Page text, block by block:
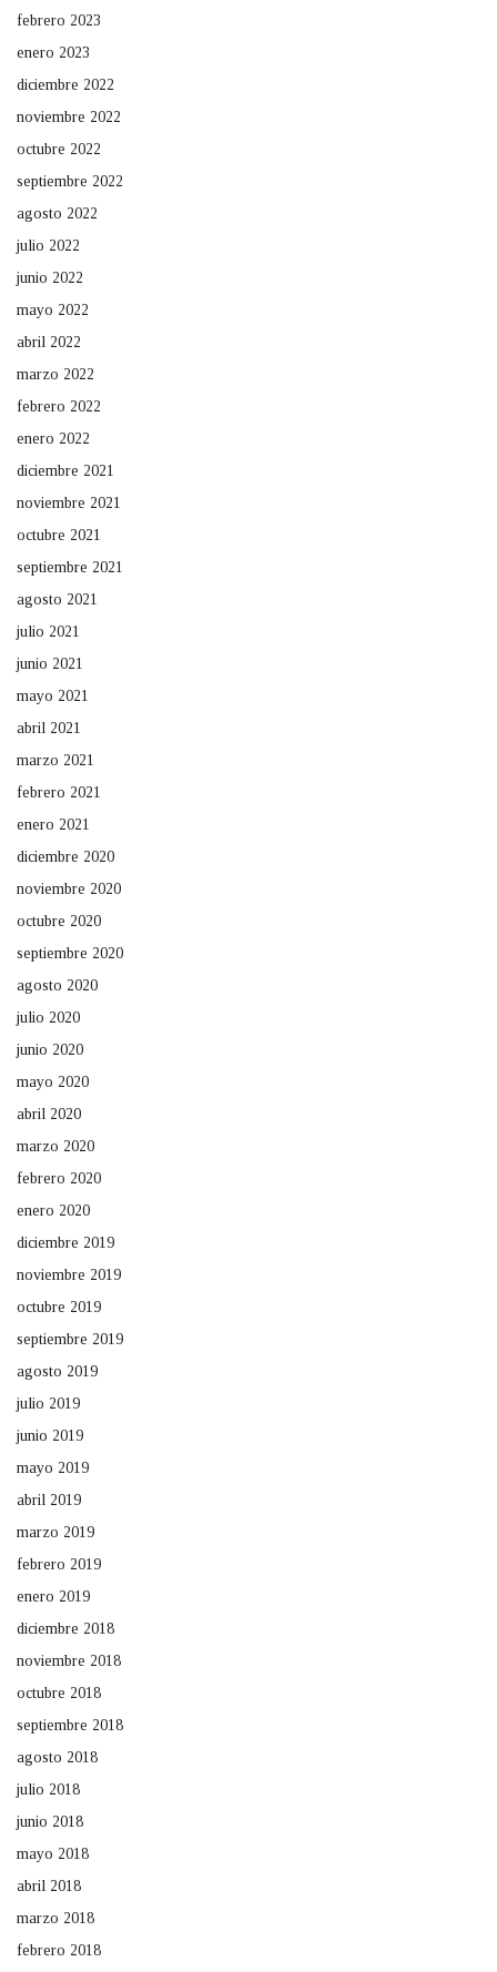
febrero 2023
enero 2023
diciembre 2022
noviembre 2022
octubre 2022
septiembre 2022
agosto 2022
julio 2022
junio 2022
mayo 2022
abril 2022
marzo 2022
febrero 2022
enero 2022
diciembre 2021
noviembre 2021
octubre 2021
septiembre 2021
agosto 2021
julio 2021
junio 2021
mayo 2021
abril 2021
marzo 2021
febrero 2021
enero 2021
diciembre 2020
noviembre 2020
octubre 2020
septiembre 2020
agosto 2020
julio 2020
junio 2020
mayo 2020
abril 2020
marzo 2020
febrero 2020
enero 2020
diciembre 2019
noviembre 2019
octubre 2019
septiembre 2019
agosto 2019
julio 2019
junio 2019
mayo 2019
abril 2019
marzo 2019
febrero 2019
enero 2019
diciembre 2018
noviembre 2018
octubre 2018
septiembre 2018
agosto 2018
julio 2018
junio 2018
mayo 2018
abril 2018
marzo 2018
febrero 2018